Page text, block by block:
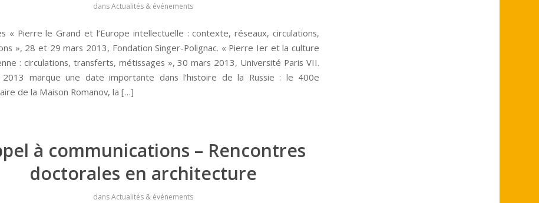
dansActualités & événements
« Pierre le Grand et l’Europe intellectuelle : contexte, réseaux, circulations,
», 28 et 29 mars 2013, Fondation Singer-Polignac. « Pierre Ier et la culture
: circulations, transferts, métissages », 30 mars 2013, Université Paris VII.
2013 marque une date importante dans l’histoire de la Russie : le 400e
de la Maison Romanov, la […]
à communications – Rencontres
doctorales en architecture
dansActualités & événements